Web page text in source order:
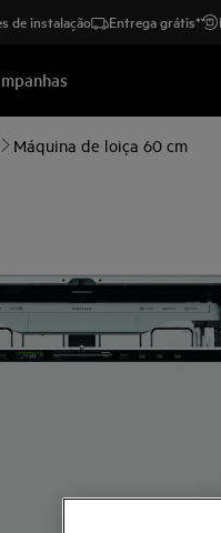
de instalação Entrega grátis*
Máquina de loiça 60 cm